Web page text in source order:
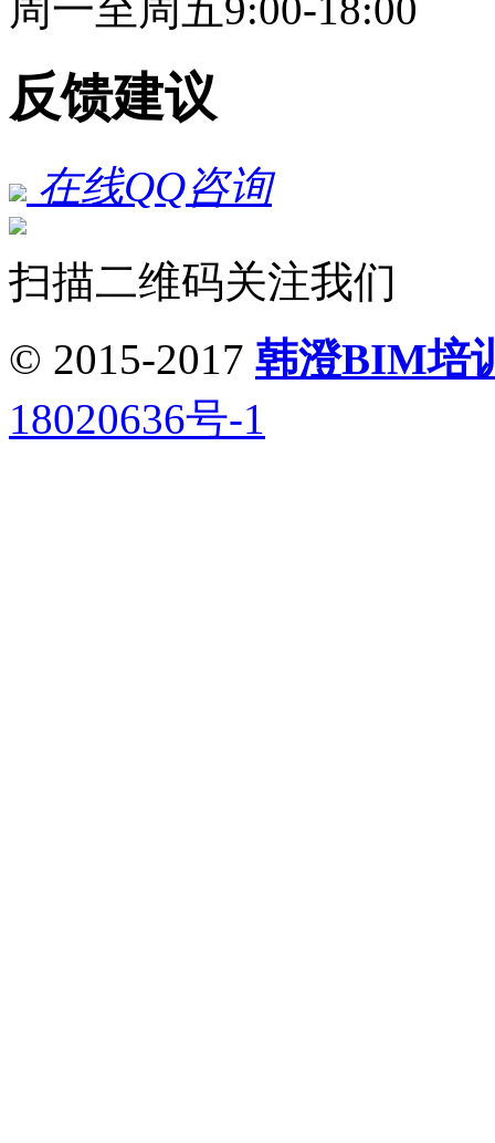
反馈建议
在线QQ咨询
扫描二维码关注我们
© 2015-2017 韩澄BIM培
18020636号-1